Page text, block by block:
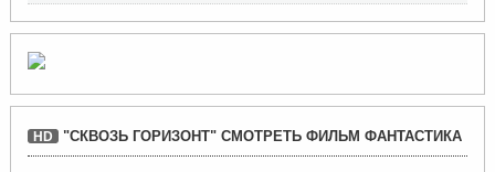
HD "СКВОЗЬ ГОРИЗОНТ" СМОТРЕТЬ ФИЛЬМ ФАНТАСТИКА